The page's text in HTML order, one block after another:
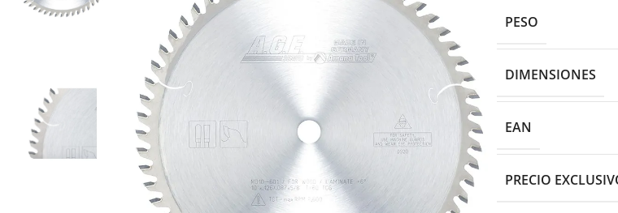
PESO
DIMENSIONES
EAN
PRECIO